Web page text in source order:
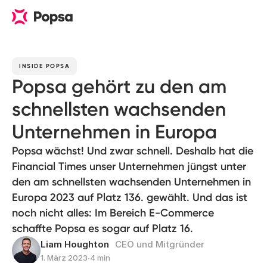
INSIDE POPSA
Popsa gehört zu den am
schnellsten wachsenden
Unternehmen in Europa
Popsa wächst! Und zwar schnell. Deshalb hat die
Financial Times unser Unternehmen jüngst unter
den am schnellsten wachsenden Unternehmen in
Europa 2023 auf Platz 136. gewählt. Und das ist
noch nicht alles: Im Bereich E-Commerce
schaffte Popsa es sogar auf Platz 16.
Liam Houghton CEO und Mitgründer
1. März 2023∙4 min